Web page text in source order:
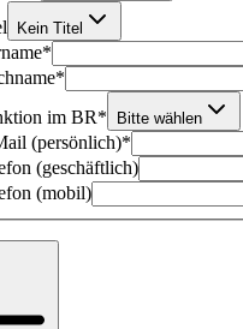
Kein Titel
*
*
im BR* Bitte wählen
(persönlich)*
(geschäftlich)
(mobil)